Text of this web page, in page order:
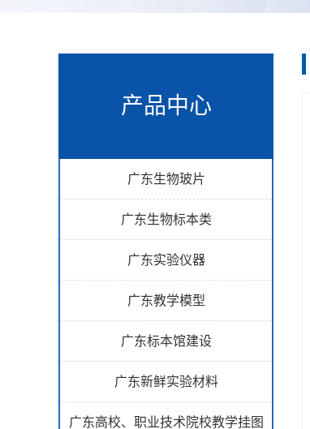
产品中心
广东生物玻片
广东生物标本类
广东实验仪器
广东教学模型
广东标本馆建设
广东新鲜实验材料
广东高校、职业技术院校教学挂图